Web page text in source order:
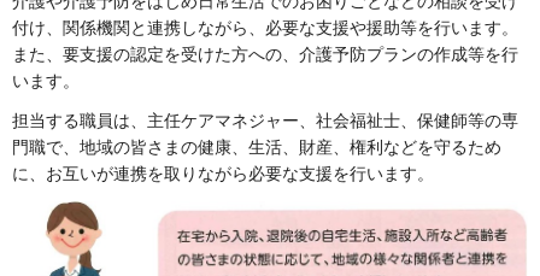
付け、関係機関と連携しながら、必要な支援や援助等を行います。
また、要支援の認定を受けた方への、介護予防プランの作成等を行
います。
担当する職員は、主任ケアマネジャー、社会福祉士、保健師等の専
門職で、地域の皆さまの健康、生活、財産、権利などを守るため
に、お互いが連携を取りながら必要な支援を行います。